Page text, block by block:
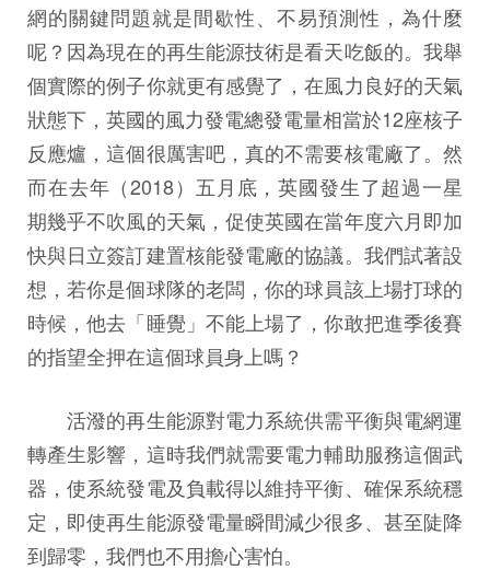
網的關鍵問題就是間歇性、不易預測性，為什麼
呢？因為現在的再生能源技術是看天吃飯的。我舉
個實際的例子你就更有感覺了，在風力良好的天氣
狀態下，英國的風力發電總發電量相當於12座核子
反應爐，這個很厲害吧，真的不需要核電廠了。然
而在去年（2018）五月底，英國發生了超過一星
期幾乎不吹風的天氣，促使英國在當年度六月即加
快與日立簽訂建置核能發電廠的協議。我們試著設
想，若你是個球隊的老闆，你的球員該上場打球的
時候，他去「睡覺」不能上場了，你敢把進季後賽
的指望全押在這個球員身上嗎？
活潑的再生能源對電力系統供需平衡與電網運
轉產生影響，這時我們就需要電力輔助服務這個武
器，使系統發電及負載得以維持平衡、確保系統穩
定，即使再生能源發電量瞬間減少很多、甚至陡降
到歸零，我們也不用擔心害怕。